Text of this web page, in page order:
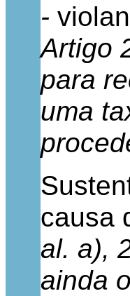
-
Artigo
para
uma
causa
al. a),
ainda